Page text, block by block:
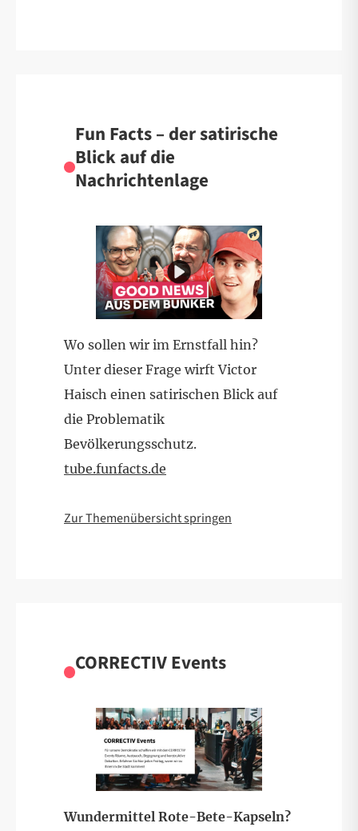
Fun Facts – der satirische
Blick auf die
Nachrichtenlage
Wo sollen wir im Ernstfall hin?
Unter dieser Frage wirft Victor
Haisch einen satirischen Blick auf
die Problematik
Bevölkerungsschutz.
tube.funfacts.de
Zur Themenübersicht springen
CORRECTIV Events
Wundermittel Rote-Bete-Kapseln?